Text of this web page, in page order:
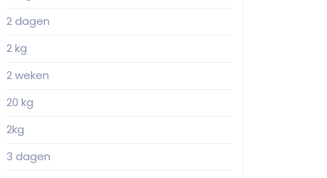
2 dagen
2 kg
2 weken
20 kg
2kg
3 dagen